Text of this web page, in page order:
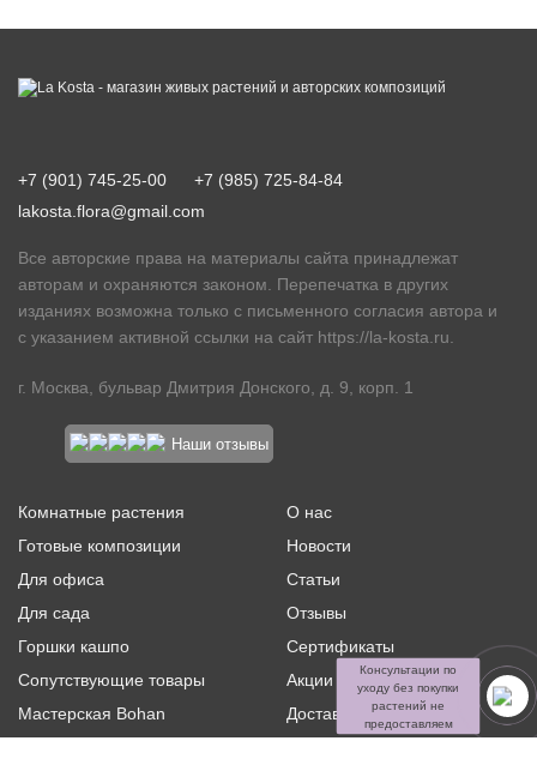
+7 (901) 745-25-00
+7 (985) 725-84-84
lakosta.flora@gmail.com
Все авторские права на материалы сайта принадлежат
авторам и охраняются законом. Перепечатка в других
изданиях возможна только с письменного согласия автора и
с указанием активной ссылки на сайт https://la-kosta.ru
г. Москва, бульвар Дмитрия Донского, д. 9, корп. 1
Наши отзывы
Комнатные растения
Готовые композиции
Для офиса
Для сада
Горшки кашпо
Сопутствующие товары
Мастерская Bohan
О нас
Новости
Статьи
Отзывы
Сертификаты
Акции и скидки
Доставка и оплата
Консультации по
уходу без покупки
растений не
предоставляем